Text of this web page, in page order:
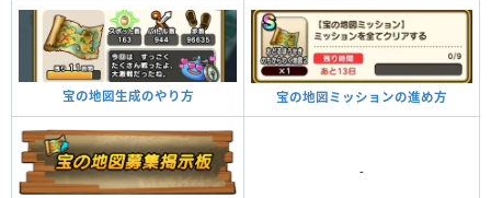
宝の地図生成のやり方 宝の地図ミッションの進め方
-